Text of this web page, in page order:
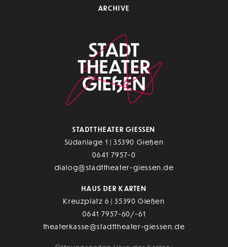
ARCHIVE
STADTTHEATER GIESSEN
Südanlage 1 | 35390 Gießen
0641 7957-0
dialog@stadttheater-giessen.de
HAUS DER KARTEN
Kreuzplatz 6 | 35390 Gießen
0641 7957-60/-61
theaterkasse@stadttheater-giessen.de